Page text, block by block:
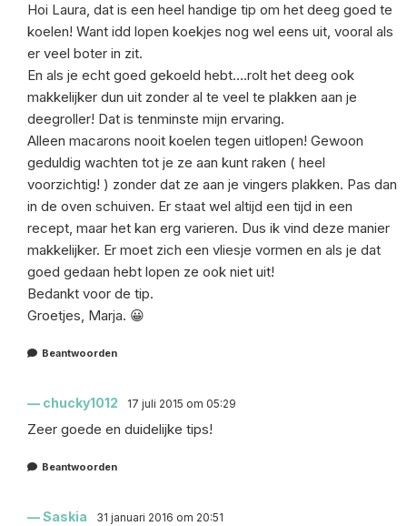
Hoi Laura, dat is een heel handige tip om het deeg goed te
koelen! Want idd lopen koekjes nog wel eens uit, vooral als
er veel boter in zit.
En als je echt goed gekoeld hebt….rolt het deeg ook
makkelijker dun uit zonder al te veel te plakken aan je
deegroller! Dat is tenminste mijn ervaring.
Alleen macarons nooit koelen tegen uitlopen! Gewoon
geduldig wachten tot je ze aan kunt raken ( heel
voorzichtig! ) zonder dat ze aan je vingers plakken. Pas dan
in de oven schuiven. Er staat wel altijd een tijd in een
recept, maar het kan erg varieren. Dus ik vind deze manier
makkelijker. Er moet zich een vliesje vormen en als je dat
goed gedaan hebt lopen ze ook niet uit!
Bedankt voor de tip.
Groetjes, Marja. 😀
Beantwoorden
chucky1012 17 juli 2015 om 05:29
Zeer goede en duidelijke tips!
Beantwoorden
Saskia 31 januari 2016 om 20:51